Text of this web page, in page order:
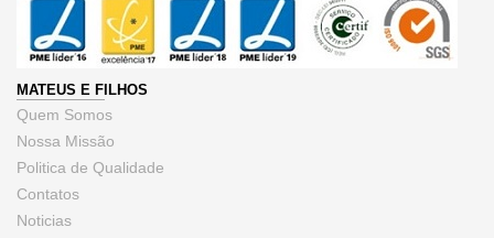
MATEUS E FILHOS
Quem Somos
Nossa Missão
Politica de Qualidade
Contatos
Noticias